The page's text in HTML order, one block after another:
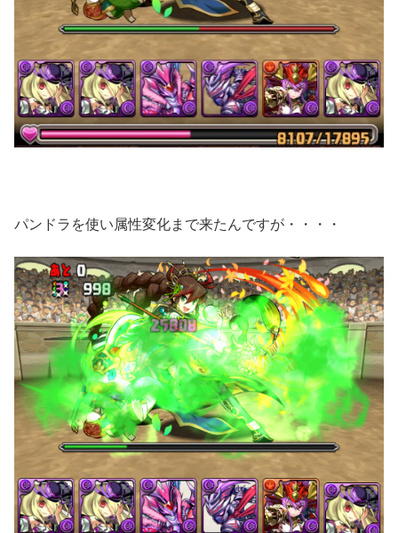
パンドラを使い属性変化まで来たんですが・・・・